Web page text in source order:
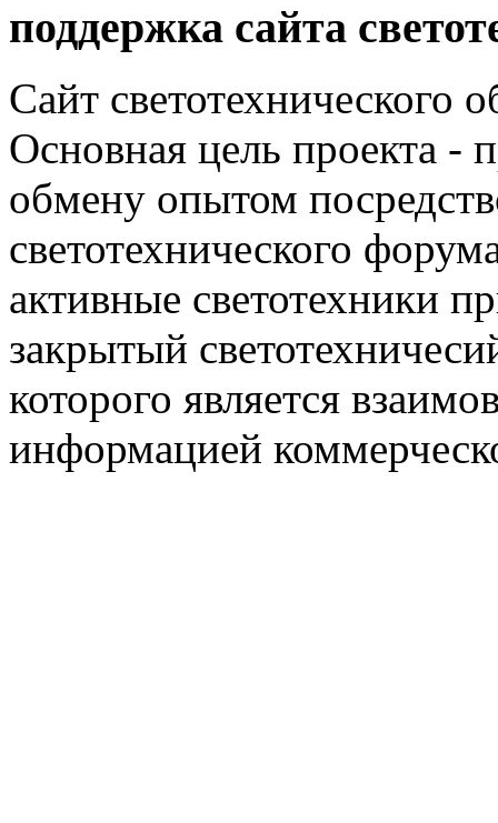
поддержка сайта
Сайт светотехнического
Основная цель проекта -
обмену опытом
светотехнического
активные светотехники
закрытый
которого является
информацией